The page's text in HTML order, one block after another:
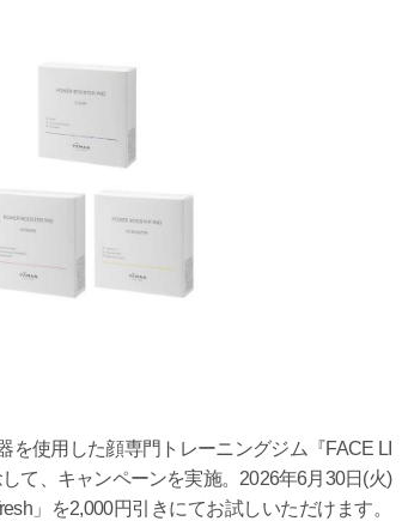
使用した顔専門トレーニングジム『FACE LI
て、キャンペーンを実施。2026年6月30日(火)
」を2,000円引きにてお試しいただけます。